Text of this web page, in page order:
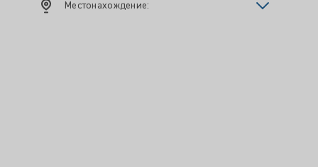
Местонахождение: